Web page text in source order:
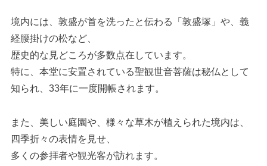
境内には、敦盛が首を洗ったと伝わる「敦盛塚」や、義
経腰掛けの松など、
歴史的な見どころが多数点在しています。
特に、本堂に安置されている聖観世音菩薩は秘仏として
知られ、33年に一度開帳されます。
また、美しい庭園や、様々な草木が植えられた境内は、
四季折々の表情を見せ、
多くの参拝者や観光客が訪れます。